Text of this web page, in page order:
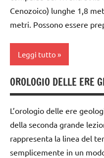
COSMICA
GUIDA
MONTESSORI
la
Preistoria
materiale
didattico
TUTTI GLI
ARGOMENTI
PER ETA'
Cenozoico) lunghe 1,8
metri. Possono essere
Leggi tutto
costruire i
materiali
Montessori
dai
6
anni
OROLOGIO DELLE ERE
L’orologio delle ere
della seconda grande
rappresenta la linea del
semplicemente in un